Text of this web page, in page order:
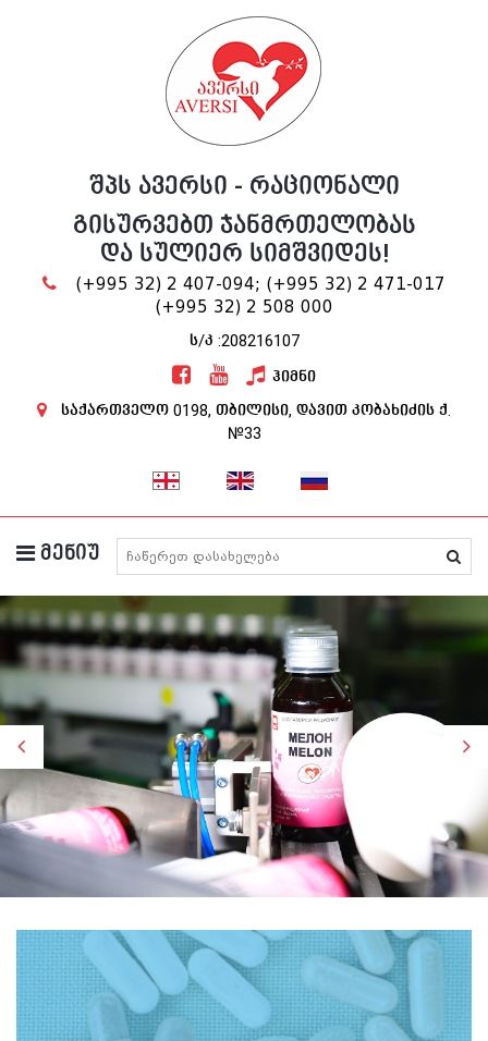
შპს ავერსი - რაციონალი
გისურვებთ ჯანმრთელობას
და სულიერ სიმშვიდეს!
(+995 32) 2 407-094; (+995 32) 2 471-017
(+995 32) 2 508 000
ს/კ :208216107
ჰიმნი
საქართველო 0198, თბილისი, დავით კობახიძის ქ.
№33
მენიუ მედიკამენტების ძიება